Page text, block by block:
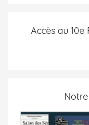
Accès au 10e